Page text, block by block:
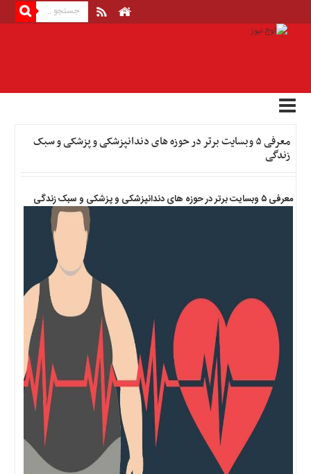
صفحه
اصلی
اقتصادی
اخبار
اخبار
حوادث
اخبار
سیاسی
معرفی ۵ وبسایت برتر در حوزه های دندانپزشکی و پزشکی و سبک
زندگی
معرفی ۵ وبسایت برتر در حوزه های دندانپزشکی و پزشکی و سبک زندگی